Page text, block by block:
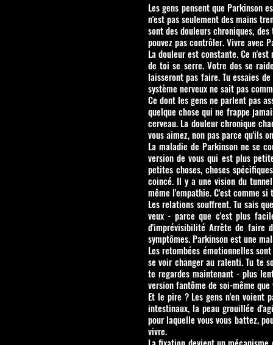
Les gens pensent que Parkinson
n'est pas seulement des mains
sont des douleurs chroniques,
pouvez pas contrôler. Vivre avec
La douleur est constante. Ce
de toi se serre. Votre dos se
laisseront pas faire. Tu essaies
système nerveux ne sait pas
Ce dont les gens ne parlent pas
quelque chose qui ne frappe
cerveau. La douleur chronique
vous aimez, non pas parce qu'ils
La maladie de Parkinson ne se
version de vous qui est plus
petites choses, choses
coincé. Il y a une vision du
même l'empathie. C'est comme
Les relations souffrent. Tu sais
veux - parce que c'est plus
d'imprévisibilité Arrête de faire
symptômes. Parkinson est une
Les retombées émotionnelles
se voir changer au ralenti. Tu te
te regardes maintenant - plus
version fantôme de soi-même
Et le pire ? Les gens n'en voient
intestinaux, la peau grouillée
pour laquelle vous vous battez,
vivre.